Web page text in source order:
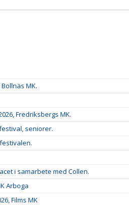
MK.
Fredriksbergs MK.
seniorer.
i samarbete med Collen.
Arboga
Films MK